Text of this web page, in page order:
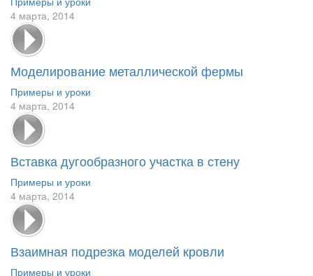
4 марта, 2014
Моделирование металлической фермы
Примеры и уроки
4 марта, 2014
Вставка дугообразного участка в стену
Примеры и уроки
4 марта, 2014
Взаимная подрезка моделей кровли
Примеры и уроки